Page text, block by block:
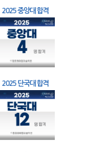
2025 중앙대 합격
2025 단국대 합격